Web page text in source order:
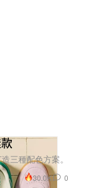
三種配色方案。
30.0K 0